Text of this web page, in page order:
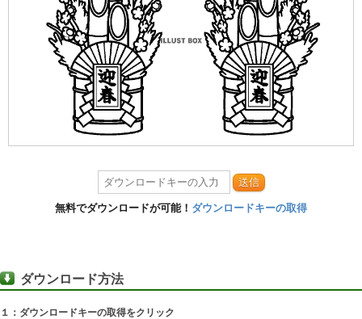
送信
無料でダウンロードが可能！ ダウンロードキーの取得
ダウンロード方法
１：ダウンロードキーの取得をクリック